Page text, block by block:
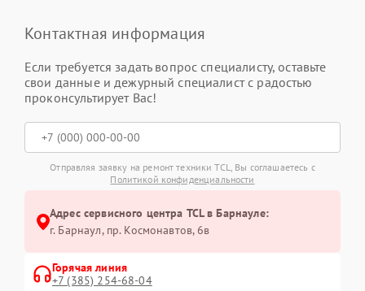
Контактная информация
Если требуется задать вопрос специалисту, оставьте
свои данные и дежурный специалист с радостью
проконсультирует Вас!
Отправляя заявку на ремонт техники TCL, Вы соглашаетесь с
Политикой конфиденциальности
Адрес сервисного центра TCL в Барнауле:
г. Барнаул, ​пр. Космонавтов, 6в
Горячая линия
+7 (385) 254-68-04